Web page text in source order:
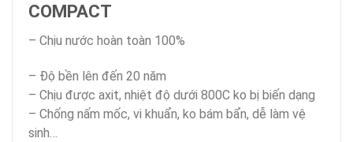
COMPACT
– Chịu nước hoàn toàn 100%
– Độ bền lên đến 20 năm
– Chịu được axit, nhiệt độ dưới 800C ko bị biến dạng
– Chống nấm mốc, vi khuẩn, ko bám bẩn, dễ làm vệ
sinh…